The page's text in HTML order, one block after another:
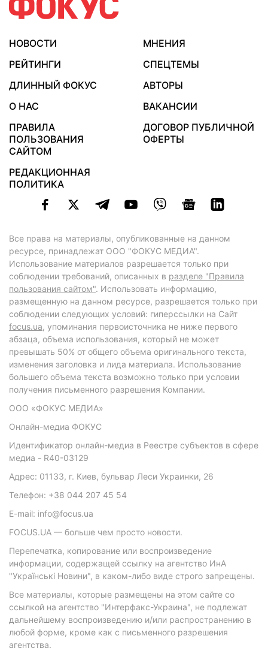
НОВОСТИ
МНЕНИЯ
РЕЙТИНГИ
СПЕЦТЕМЫ
ДЛИННЫЙ ФОКУС
АВТОРЫ
О НАС
ВАКАНСИИ
ПРАВИЛА
ПОЛЬЗОВАНИЯ
САЙТОМ
ДОГОВОР ПУБЛИЧНОЙ
ОФЕРТЫ
РЕДАКЦИОННАЯ
ПОЛИТИКА
Все права на материалы, опубликованные на данном
ресурсе, принадлежат ООО "ФОКУС МЕДИА".
Использование материалов разрешается только при
соблюдении требований, описанных в разделе "Правила
пользования сайтом". Использовать информацию,
размещенную на данном ресурсе, разрешается только при
соблюдении следующих условий: гиперссылки на Сайт
focus.ua, упоминания первоисточника не ниже первого
абзаца, объема использования, который не может
превышать 50% от общего объема оригинального текста,
изменения заголовка и лида материала. Использование
большего объема текста возможно только при условии
получения письменного разрешения Компании.
ООО «ФОКУС МЕДИА»
Онлайн-медиа ФОКУС
Идентификатор онлайн-медиа в Реестре субъектов в сфере
медиа - R40-03129
Адрес: 01133, г. Киев, бульвар Леси Украинки, 26
Телефон: +38 044 207 45 54
E-mail: info@focus.ua
FOCUS.UA — больше чем просто новости.
Перепечатка, копирование или воспроизведение
информации, содержащей ссылку на агентство ИнА
"Українські Новини", в каком-либо виде строго запрещены.
Все материалы, которые размещены на этом сайте со
ссылкой на агентство "Интерфакс-Украина", не подлежат
дальнейшему воспроизведению и/или распространению в
любой форме, кроме как с письменного разрешения
агентства.